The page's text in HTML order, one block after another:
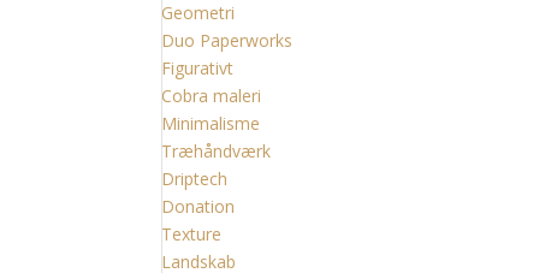
Geometri
Duo Paperworks
Figurativt
Cobra maleri
Minimalisme
Træhåndværk
Driptech
Donation
Texture
Landskab